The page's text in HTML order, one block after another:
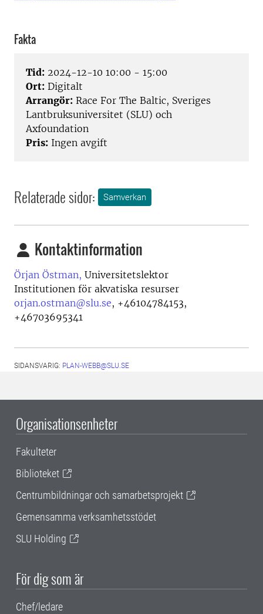
Fakta
Tid: 2024-12-10 10:00 - 15:00
Ort: Digitalt
Arrangör: Race For The Baltic, Sveriges
Lantbruksuniversitet (SLU) och
Axfoundation
Pris: Ingen avgift
Relaterade sidor: Samverkan
Kontaktinformation
Örjan Östman, Universitetslektor
Institutionen för akvatiska resurser
orjan.ostman@slu.se, +46104784153,
+46703695341
SIDANSVARIG: PLAN-WEBB@SLU.SE
Organisationsenheter
Fakulteter
Biblioteket
Centrumbildningar och samarbetsprojekt
Gemensamma verksamhetsstödet
SLU Holding
För dig som är
Chef/ledare